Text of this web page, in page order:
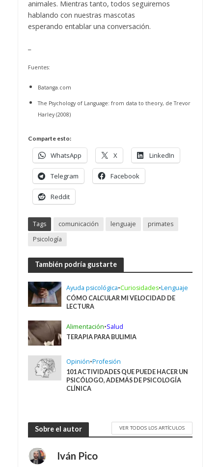
animales. Mientras tanto, todos seguiremos
hablando con nuestras mascotas
esperando entablar una conversación.
Fuentes:
Batanga.com
The Psychology of Language: from data to theory, de Trevor
Harley (2008)
Comparte esto:
WhatsApp X LinkedIn
Telegram Facebook
Reddit
Tags comunicación lenguaje
primates
Psicología
También podría gustarte
Ayuda psicológica•Curiosidades•Lenguaje
CÓMO CALCULAR MI VELOCIDAD DE
LECTURA
Alimentación•Salud
TERAPIA PARA BULIMIA
Opinión•Profesión
101 ACTIVIDADES QUE PUEDE HACER UN
PSICÓLOGO, ADEMÁS DE PSICOLOGÍA
CLÍNICA
Sobre el autor VER TODOS LOS ARTÍCULOS
Iván Pico